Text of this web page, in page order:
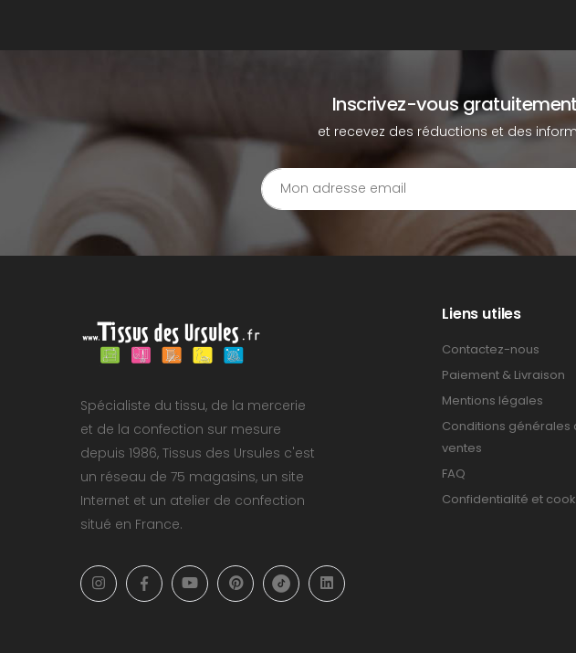
Inscrivez-vous
et recevez des réductions et des
Spécialiste du tissu, de la mercerie
et de la confection sur mesure
depuis 1986, Tissus des Ursules c'est
un réseau de 75 magasins, un site
Internet et un atelier de confection
situé en France.
Liens utiles
Contactez-nous
Paiement & Livraison
Mentions légales
Conditions générales
ventes
FAQ
Confidentialité et